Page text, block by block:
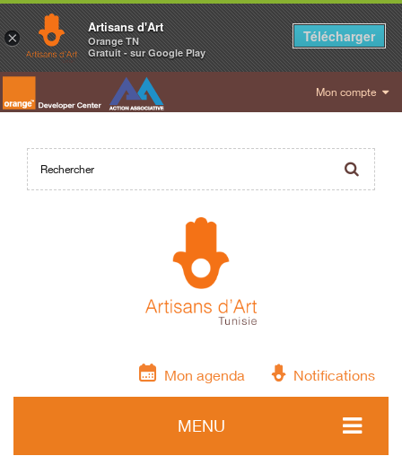
Mon compte
Mon agenda Notifications
MENU
×
Artisans d'Art
Orange TN
Gratuit - sur Google Play
Télécharger